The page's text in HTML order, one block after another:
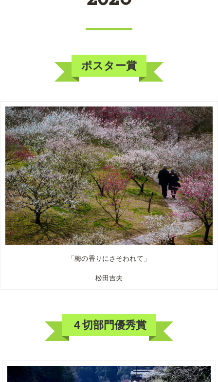
ポスター賞
「梅の香りにさそわれて」
松田吉夫
４切部門優秀賞